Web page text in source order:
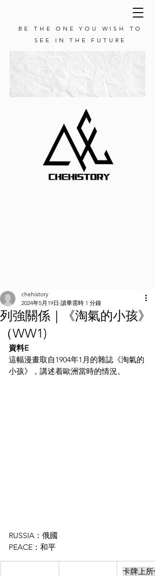
BE THE ONE YOU WISH TO
SEE IN THE FUTURE
列強關係｜《淘氣的小孩》
（WW1)
chehistory
2024年5月19日 讀畢需時 1 分鐘
資料E
這幅漫畫取自1904年1月的雜誌《淘氣的
小孩》，講述着歐洲當時的情況。
RUSSIA：俄國
PEACE：和平
卡牌上所